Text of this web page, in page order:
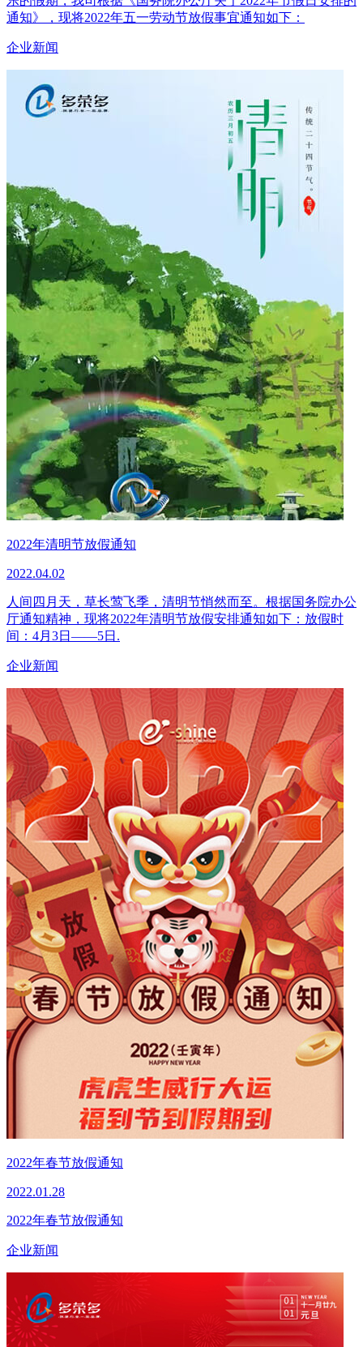
通知》，现将2022年五一劳动节放假事宜通知如下：
企业新闻
2022年清明节放假通知
2022.04.02
人间四月天，草长莺飞季，清明节悄然而至。根据国务院办公
厅通知精神，现将2022年清明节放假安排通知如下：放假时
间：4月3日——5日.
企业新闻
2022年春节放假通知
2022.01.28
2022年春节放假通知
企业新闻